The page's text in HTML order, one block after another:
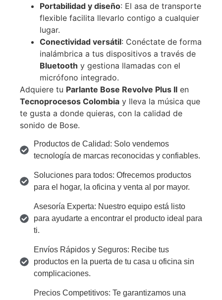
Portabilidad y diseño: El asa de transporte
flexible facilita llevarlo contigo a cualquier
lugar.
Conectividad versátil: Conéctate de forma
inalámbrica a tus dispositivos a través de
Bluetooth y gestiona llamadas con el
micrófono integrado.
Adquiere tu Parlante Bose Revolve Plus II en
Tecnoprocesos Colombia y lleva la música que
te gusta a donde quieras, con la calidad de
sonido de Bose.
Productos de Calidad: Solo vendemos
tecnología de marcas reconocidas y confiables.
Soluciones para todos: Ofrecemos productos
para el hogar, la oficina y venta al por mayor.
Asesoría Experta: Nuestro equipo está listo
para ayudarte a encontrar el producto ideal para
ti.
Envíos Rápidos y Seguros: Recibe tus
productos en la puerta de tu casa u oficina sin
complicaciones.
Precios Competitivos: Te garantizamos una